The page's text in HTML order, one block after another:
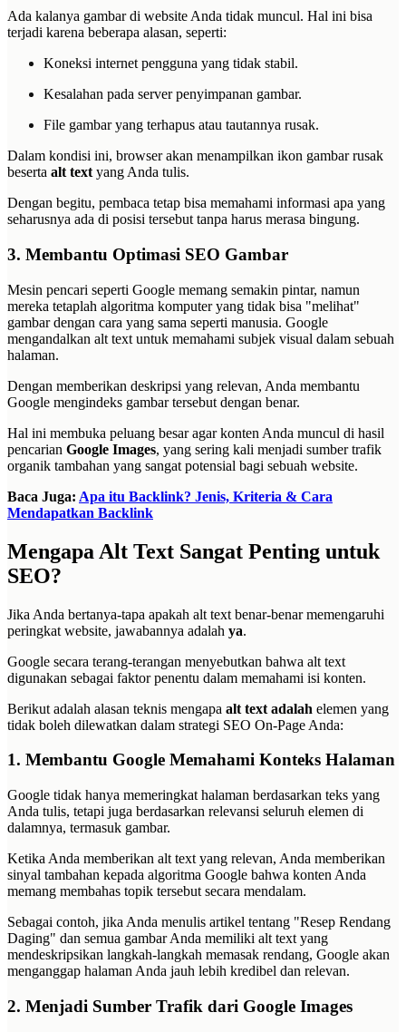
Ada kalanya gambar di website Anda tidak muncul. Hal ini bisa
terjadi karena beberapa alasan, seperti:
Koneksi internet pengguna yang tidak stabil.
Kesalahan pada server penyimpanan gambar.
File gambar yang terhapus atau tautannya rusak.
Dalam kondisi ini, browser akan menampilkan ikon gambar rusak
beserta alt text yang Anda tulis.
Dengan begitu, pembaca tetap bisa memahami informasi apa yang
seharusnya ada di posisi tersebut tanpa harus merasa bingung.
3. Membantu Optimasi SEO Gambar
Mesin pencari seperti Google memang semakin pintar, namun
mereka tetaplah algoritma komputer yang tidak bisa "melihat"
gambar dengan cara yang sama seperti manusia. Google
mengandalkan alt text untuk memahami subjek visual dalam sebuah
halaman.
Dengan memberikan deskripsi yang relevan, Anda membantu
Google mengindeks gambar tersebut dengan benar.
Hal ini membuka peluang besar agar konten Anda muncul di hasil
pencarian Google Images, yang sering kali menjadi sumber trafik
organik tambahan yang sangat potensial bagi sebuah website.
Baca Juga: Apa itu Backlink? Jenis, Kriteria & Cara
Mendapatkan Backlink
Mengapa Alt Text Sangat Penting untuk
SEO?
Jika Anda bertanya-tapa apakah alt text benar-benar memengaruhi
peringkat website, jawabannya adalah ya.
Google secara terang-terangan menyebutkan bahwa alt text
digunakan sebagai faktor penentu dalam memahami isi konten.
Berikut adalah alasan teknis mengapa alt text adalah elemen yang
tidak boleh dilewatkan dalam strategi SEO On-Page Anda:
1. Membantu Google Memahami Konteks Halaman
Google tidak hanya memeringkat halaman berdasarkan teks yang
Anda tulis, tetapi juga berdasarkan relevansi seluruh elemen di
dalamnya, termasuk gambar.
Ketika Anda memberikan alt text yang relevan, Anda memberikan
sinyal tambahan kepada algoritma Google bahwa konten Anda
memang membahas topik tersebut secara mendalam.
Sebagai contoh, jika Anda menulis artikel tentang "Resep Rendang
Daging" dan semua gambar Anda memiliki alt text yang
mendeskripsikan langkah-langkah memasak rendang, Google akan
menganggap halaman Anda jauh lebih kredibel dan relevan.
2. Menjadi Sumber Trafik dari Google Images